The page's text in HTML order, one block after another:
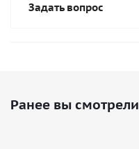
Задать вопрос
Ранее вы смотрели